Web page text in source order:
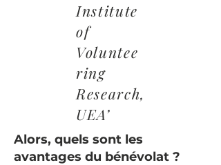
Institute
of
Voluntee
ring
Research,
UEA’
Alors, quels sont les
avantages du bénévolat ?